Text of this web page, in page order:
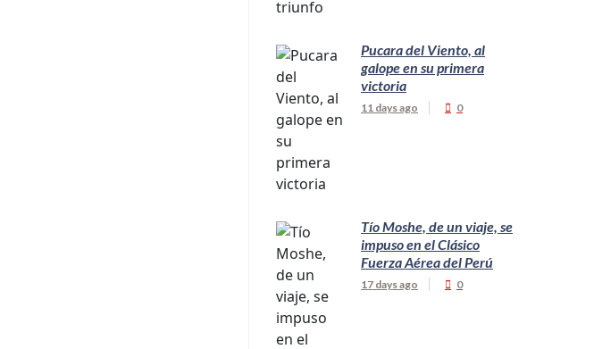
Pucara del Viento, al
galope en su primera
victoria
11 days ago 0
Tío Moshe, de un viaje, se
impuso en el Clásico
Fuerza Aérea del Perú
17 days ago 0